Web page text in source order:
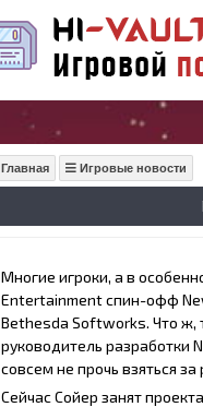
Главная Игровые новости
Многие игроки, а в
Entertainment спин-офф
Bethesda Softworks. Что ж,
руководитель разработки
совсем не прочь взяться за
Сейчас Сойер занят